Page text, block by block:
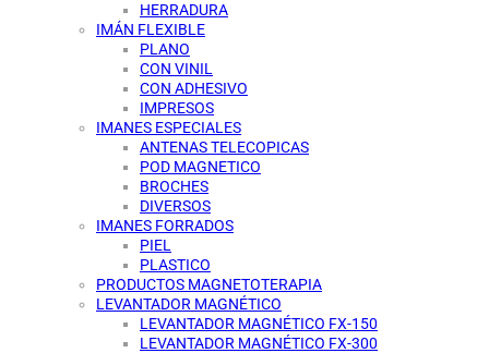
HERRADURA
IMÁN FLEXIBLE
PLANO
CON VINIL
CON ADHESIVO
IMPRESOS
IMANES ESPECIALES
ANTENAS TELECOPICAS
POD MAGNETICO
BROCHES
DIVERSOS
IMANES FORRADOS
PIEL
PLASTICO
PRODUCTOS MAGNETOTERAPIA
LEVANTADOR MAGNÉTICO
LEVANTADOR MAGNÉTICO FX-150
LEVANTADOR MAGNÉTICO FX-300